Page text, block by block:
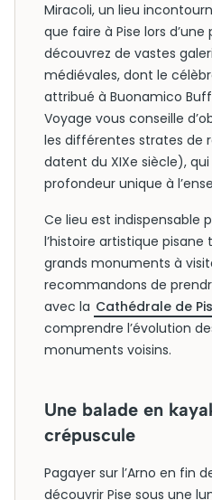
Miracoli, un lieu
que faire à Pise lors
découvrez de vastes
médiévales, dont le
attribué à Buonamico
Voyage vous conseille
les différentes strates de
datent du XIXe siècle),
profondeur unique à
Ce lieu est indispensable
l’histoire artistique
grands monuments à
recommandons de
avec la Cathédrale de
comprendre l’évolution
monuments voisins.
Une balade en
crépuscule
Pagayer sur l’Arno en fin
découvrir Pise sous une